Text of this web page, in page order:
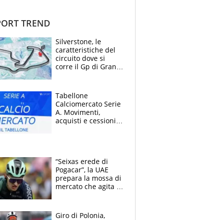
TREND
Silverstone, le
caratteristiche del
circuito dove si
corre il Gp di Gran
Tabellone
Calciomercato Serie
A. Movimenti,
acquisti e cessioni:
“Seixas erede di
Pogacar”, la UAE
prepara la mossa di
mercato che agita la
a Burgos
Giro di Polonia,